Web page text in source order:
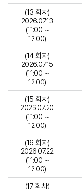
(13 회차)
2026.07.13
(11:00 ~
12:00)
(14 회차)
2026.07.15
(11:00 ~
12:00)
(15 회차)
2026.07.20
(11:00 ~
12:00)
(16 회차)
2026.07.22
(11:00 ~
12:00)
(17 회차)